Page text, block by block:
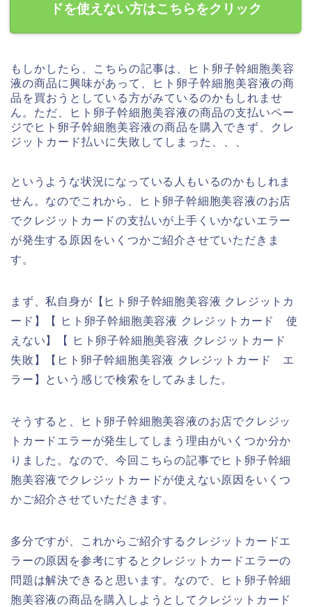
ドを使えない方はこちらをクリック
もしかしたら、こちらの記事は、ヒト卵子幹細胞美容
液の商品に興味があって、ヒト卵子幹細胞美容液の商
品を買おうとしている方がみているのかもしれませ
ん。ただ、ヒト卵子幹細胞美容液の商品の支払いペー
ジでヒト卵子幹細胞美容液の商品を購入できず、クレ
ジットカード払いに失敗してしまった、、、
というような状況になっている人もいるのかもしれま
せん。なのでこれから、ヒト卵子幹細胞美容液のお店
でクレジットカードの支払いが上手くいかないエラー
が発生する原因をいくつかご紹介させていただきま
す。
まず、私自身が【ヒト卵子幹細胞美容液 クレジットカ
ード】【 ヒト卵子幹細胞美容液 クレジットカード 使
えない】【 ヒト卵子幹細胞美容液 クレジットカード
失敗】【ヒト卵子幹細胞美容液 クレジットカード エ
ラー】という感じで検索をしてみました。
そうすると、ヒト卵子幹細胞美容液のお店でクレジッ
トカードエラーが発生してしまう理由がいくつか分か
りました。なので、今回こちらの記事でヒト卵子幹細
胞美容液でクレジットカードが使えない原因をいくつ
かご紹介させていただきます。
多分ですが、これからご紹介するクレジットカードエ
ラーの原因を参考にするとクレジットカードエラーの
問題は解決できると思います。なので、ヒト卵子幹細
胞美容液の商品を購入しようとしてクレジットカード